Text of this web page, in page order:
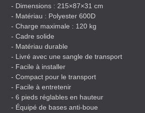
- Dimensions : 215×87×31 cm
- Matériau : Polyester 600D
- Charge maximale : 120 kg
- Cadre solide
- Matériau durable
- Livré avec une sangle de transport
- Facile à installer
- Compact pour le transport
- Facile à entretenir
- 6 pieds réglables en hauteur
- Équipé de bases anti-boue